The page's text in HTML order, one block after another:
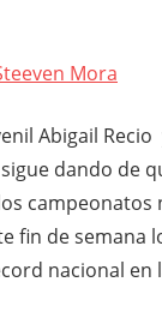
Mora
Abigail
dando de
campeonatos
fin de semana
nacional